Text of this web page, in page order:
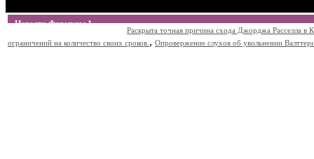
Новости Формулы 1
Раскрыта точная причина схода Джорджа Расселла в
ограничений на количество своих сроков. , Опровержение слухов об увольнении